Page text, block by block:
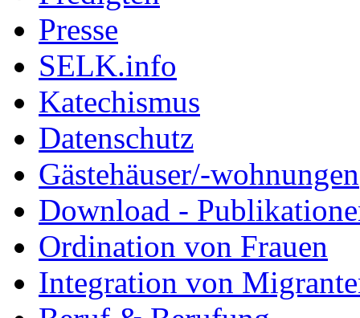
Presse
SELK.info
Katechismus
Datenschutz
Gästehäuser/-wohnungen
Download -
Ordination von Frauen
Integration von